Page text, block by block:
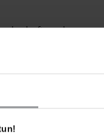
noch zu
wichtige
und sehr
davon merke ich
Europa ist,